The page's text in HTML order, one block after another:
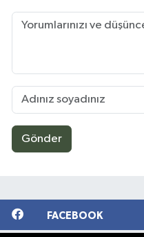
Gönder
FACEBOOK